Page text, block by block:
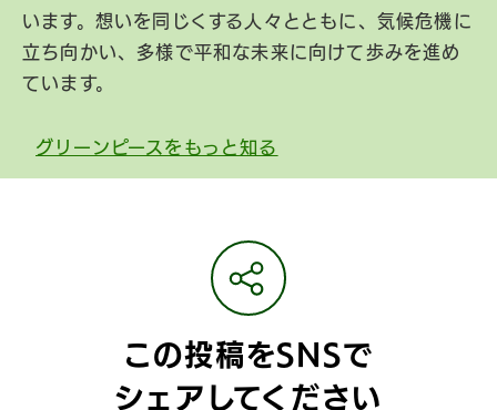
います。想いを同じくする人々とともに、気候危機に
立ち向かい、多様で平和な未来に向けて歩みを進め
ています。
グリーンピースをもっと知る
この投稿をSNSで
シェアしてください